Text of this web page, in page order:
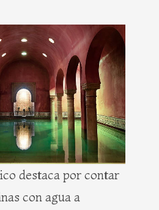
destaca por contar
con agua a